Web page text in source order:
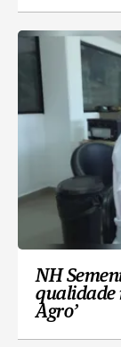
NH
qualidade
Agro’